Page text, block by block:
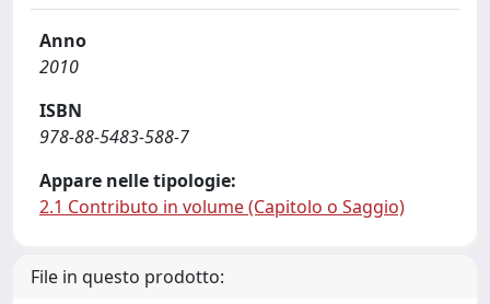
Anno
2010
ISBN
978-88-5483-588-7
Appare nelle tipologie:
2.1 Contributo in volume (Capitolo o Saggio)
File in questo prodotto: